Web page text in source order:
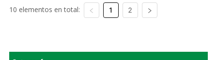
10 elementos en total: 1 2